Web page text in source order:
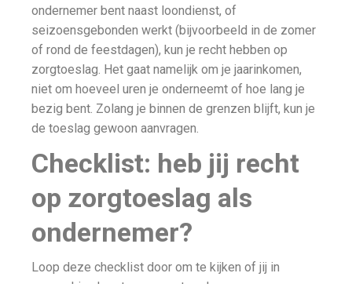
ondernemer bent naast loondienst, of
seizoensgebonden werkt (bijvoorbeeld in de zomer
of rond de feestdagen), kun je recht hebben op
zorgtoeslag. Het gaat namelijk om je jaarinkomen,
niet om hoeveel uren je onderneemt of hoe lang je
bezig bent. Zolang je binnen de grenzen blijft, kun je
de toeslag gewoon aanvragen.
Checklist: heb jij recht
op zorgtoeslag als
ondernemer?
Loop deze checklist door om te kijken of jij in